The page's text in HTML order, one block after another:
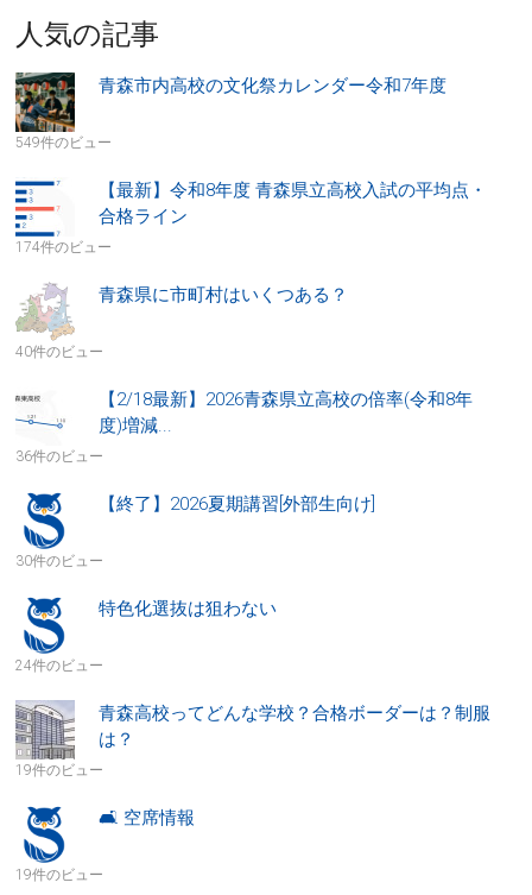
人気の記事
青森市内高校の文化祭カレンダー令和7年度
549件のビュー
【最新】令和8年度 青森県立高校入試の平均点・
合格ライン
174件のビュー
青森県に市町村はいくつある？
40件のビュー
【2/18最新】2026青森県立高校の倍率(令和8年
度)増減...
36件のビュー
【終了】2026夏期講習[外部生向け]
30件のビュー
特色化選抜は狙わない
24件のビュー
青森高校ってどんな学校？合格ボーダーは？制服
は？
19件のビュー
🛋 空席情報
19件のビュー